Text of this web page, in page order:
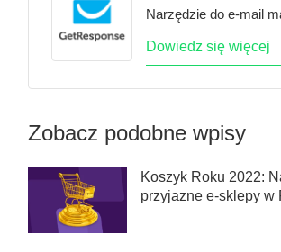
Narzędzie do e-mail
Dowiedz się więcej
Zobacz podobne wpisy
Koszyk Roku 2022:
przyjazne e-sklepy w